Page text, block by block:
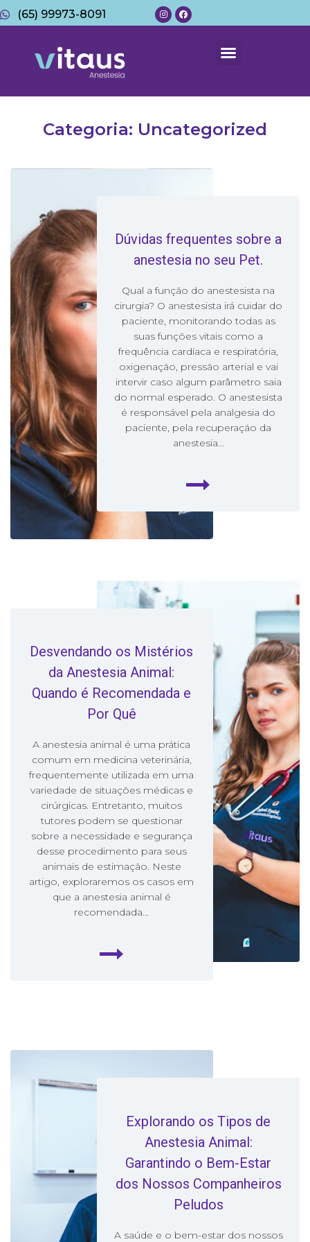
(65) 99973-8091
Categoria: Uncategorized
Dúvidas frequentes sobre a
anestesia no seu Pet.
Qual a função do anestesista na
cirurgia? O anestesista irá cuidar do
paciente, monitorando todas as
suas funções vitais como a
frequência cardíaca e respiratória,
oxigenação, pressão arterial e vai
intervir caso algum parâmetro saia
do normal esperado. O anestesista
é responsável pela analgesia do
paciente, pela recuperação da
anestesia...
Desvendando os Mistérios
da Anestesia Animal:
Quando é Recomendada e
Por Quê
A anestesia animal é uma prática
comum em medicina veterinária,
frequentemente utilizada em uma
variedade de situações médicas e
cirúrgicas. Entretanto, muitos
tutores podem se questionar
sobre a necessidade e segurança
desse procedimento para seus
animais de estimação. Neste
artigo, exploraremos os casos em
que a anestesia animal é
recomendada...
Explorando os Tipos de
Anestesia Animal:
Garantindo o Bem-Estar
dos Nossos Companheiros
Peludos
A saúde e o bem-estar dos nossos